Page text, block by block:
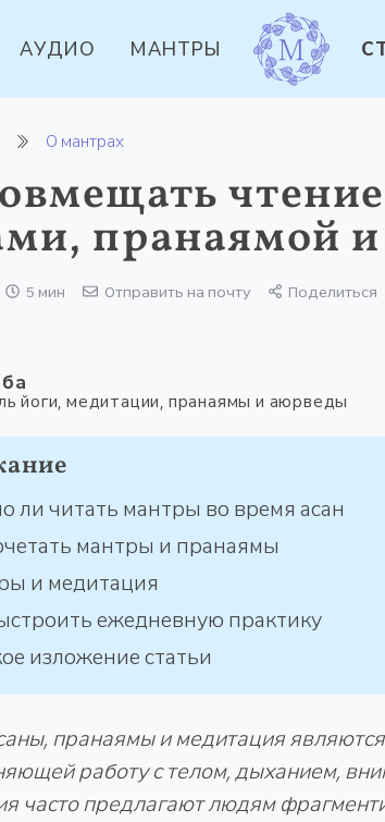
АУДИО МАНТРЫ
О мантрах
пранаямой
5 мин Отправить на почту Поделиться
йоги, медитации, пранаямы и аюрведы
ли читать мантры во время асан
мантры и пранаямы
и медитация
ежедневную практику
изложение статьи
пранаямы и медитация
работу с телом, дыханием,
часто предлагают людям